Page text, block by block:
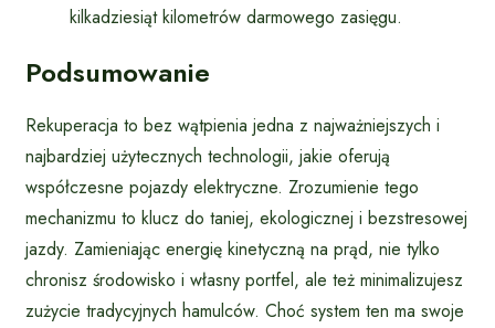
kilkadziesiąt kilometrów darmowego zasięgu.
Podsumowanie
Rekuperacja to bez wątpienia jedna z najważniejszych i
najbardziej użytecznych technologii, jakie oferują
współczesne pojazdy elektryczne. Zrozumienie tego
mechanizmu to klucz do taniej, ekologicznej i bezstresowej
jazdy. Zamieniając energię kinetyczną na prąd, nie tylko
chronisz środowisko i własny portfel, ale też minimalizujesz
zużycie tradycyjnych hamulców. Choć system ten ma swoje